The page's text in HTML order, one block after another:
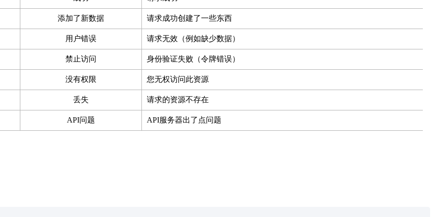
添加了新数据 请求成功创建了一些东西
用户错误 请求无效（例如缺少数据）
禁止访问 身份验证失败（令牌错误）
没有权限 您无权访问此资源
丢失 请求的资源不存在
API问题 API服务器出了点问题